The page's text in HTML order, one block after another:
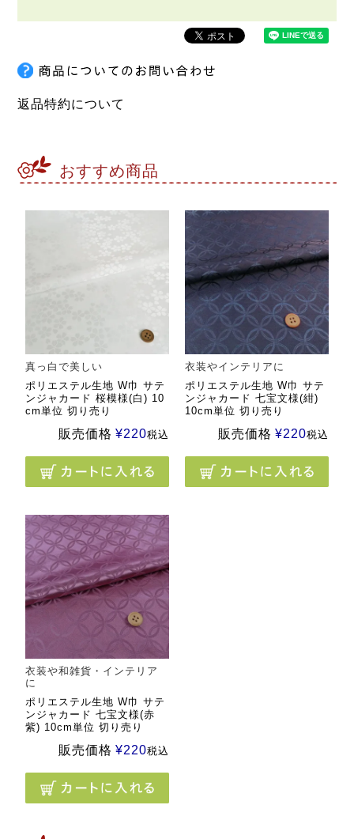
返品特約について
おすすめ商品
真っ白で美しい
ポリエステル生地 W巾 サテ
ンジャカード 桜模様(白) 10
cm単位 切り売り
販売価格 ¥220税込
衣装やインテリアに
ポリエステル生地 W巾 サテ
ンジャカード 七宝文様(紺)
10cm単位 切り売り
販売価格 ¥220税込
衣装や和雑貨・インテリア
に
ポリエステル生地 W巾 サテ
ンジャカード 七宝文様(赤
紫) 10cm単位 切り売り
販売価格 ¥220税込